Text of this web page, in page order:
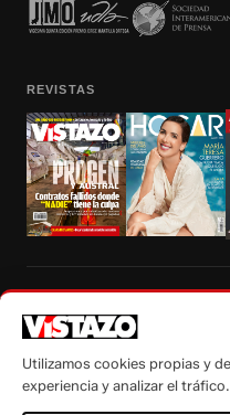
REVISTAS
autorización escrita de su titular, de
Utilizamos cookies propias y
experiencia y analizar el tráfico.